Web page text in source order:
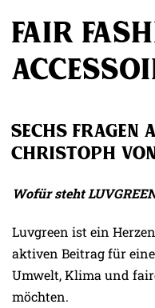
Fair
Sechs Fragen
Christoph von
Wofür steht
Luvgreen ist ein
aktiven Beitrag für
Umwelt, Klima und
möchten.